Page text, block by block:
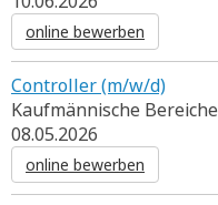
online bewerben
Controller (m/w/d)
Kaufmännische Bereiche
08.05.2026
online bewerben